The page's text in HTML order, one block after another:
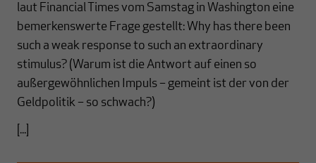
laut Financial Times vom Samstag in Washington eine
bemerkenswerte Frage gestellt: Why has there been
such a weak response to such an extraordinary
stimulus? (Warum ist die Antwort auf einen so
außergewöhnlichen Impuls – gemeint ist der von der
Geldpolitik – so schwach?)
[...]